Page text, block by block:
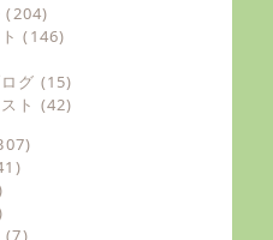
(204)
(146)
グ (15)
ト (42)
(7)